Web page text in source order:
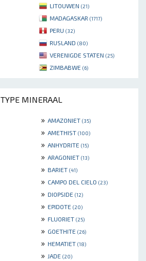
LITOUWEN (21)
MADAGASKAR (1717)
PERU (32)
RUSLAND (80)
VERENIGDE STATEN (25)
ZIMBABWE (6)
TYPE MINERAAL
» AMAZONIET (35)
» AMETHIST (100)
» ANHYDRITE (15)
» ARAGONIET (13)
» BARIET (41)
» CAMPO DEL CIELO (23)
» DIOPSIDE (12)
» EPIDOTE (20)
» FLUORIET (25)
» GOETHITE (26)
» HEMATIET (18)
» JADE (20)